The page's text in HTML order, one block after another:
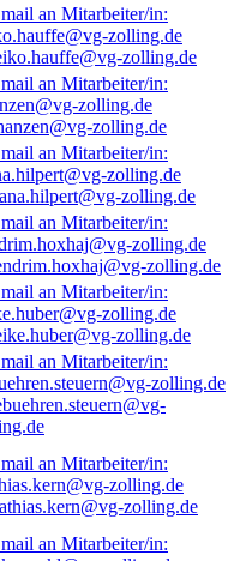
zolling.de
zolling.de
zolling.de
zolling.de
zolling.de
zolling.de